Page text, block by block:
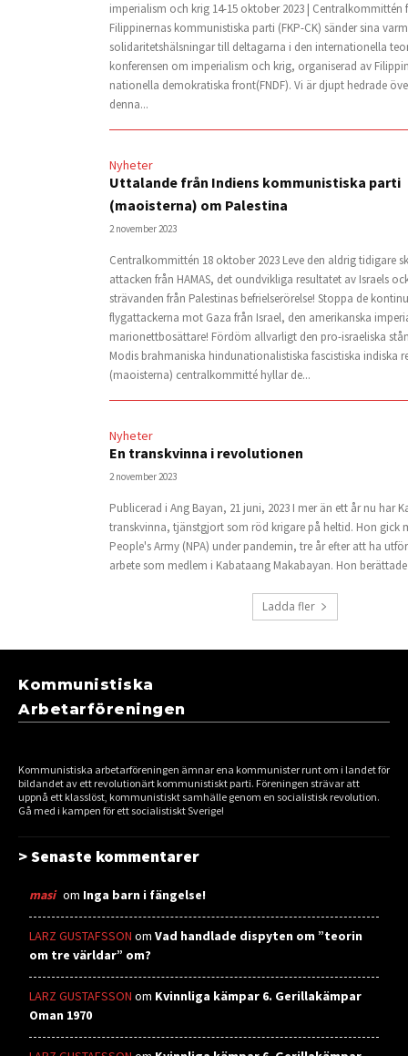
imperialism och krig 14-15 oktober 2023 | Centralkommittén
Filippinernas kommunistiska parti (FKP-CK) sänder sina
solidaritetshälsningar till deltagarna i den internationella
konferensen om imperialism och krig, organiserad av
nationella demokratiska front(FNDF). Vi är djupt hedrade
denna...
Nyheter
Uttalande från Indiens kommunistiska parti
(maoisterna) om Palestina
2 november 2023
Centralkommittén 18 oktober 2023 Leve den aldrig tidigare
attacken från HAMAS, det oundvikliga resultatet av Israels
strävanden från Palestinas befrielserörelse! Stoppa de
flygattackerna mot Gaza från Israel, den amerikanska
marionettbosättare! Fördöm allvarligt den pro-israeliska
Modis brahmaniska hindunationalistiska fascistiska indiska
(maoisterna) centralkommitté hyllar de...
Nyheter
En transkvinna i revolutionen
2 november 2023
Publicerad i Ang Bayan, 21 juni, 2023 I mer än ett år nu har
transkvinna, tjänstgjort som röd krigare på heltid. Hon gick
People's Army (NPA) under pandemin, tre år efter att ha
arbete som medlem i Kabataang Makabayan. Hon
Ladda fler
Kommunistiska
Arbetarföreningen
Kommunistiska arbetarföreningen ämnar ena kommunister runt om i landet för
bildandet av ett revolutionärt kommunistiskt parti. Föreningen strävar att
uppnå ett klasslöst, kommunistiskt samhälle genom en socialistisk revolution.
Gå med i kampen för ett socialistiskt Sverige!
> Senaste kommentarer
masi om Inga barn i fängelse!
LARZ GUSTAFSSON om Vad handlade dispyten om ”teorin
om tre världar” om?
LARZ GUSTAFSSON om Kvinnliga kämpar 6. Gerillakämpar
Oman 1970